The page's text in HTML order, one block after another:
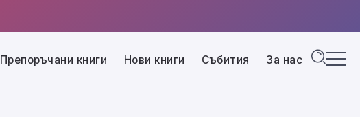
Препоръчани книги Нови книги Събития За нас